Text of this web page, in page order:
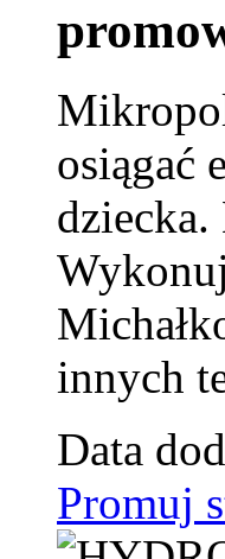
osiągać
innych
Data
Promuj